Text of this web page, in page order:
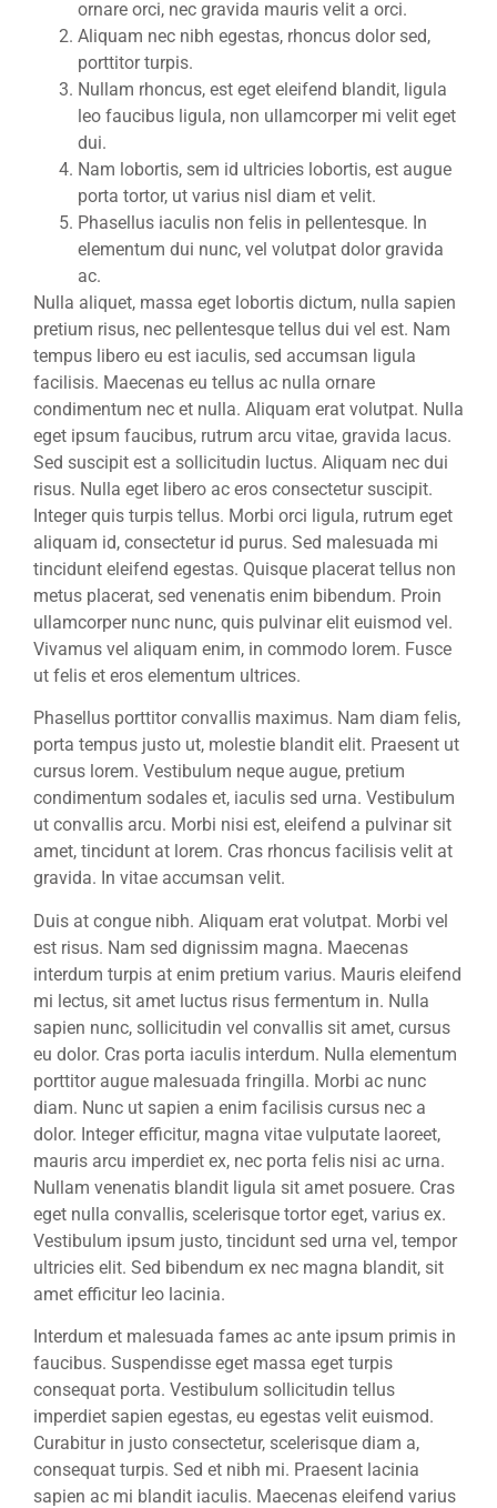
ornare orci, nec gravida mauris velit a orci.
Aliquam nec nibh egestas, rhoncus dolor sed,
porttitor turpis.
Nullam rhoncus, est eget eleifend blandit, ligula
leo faucibus ligula, non ullamcorper mi velit eget
dui.
Nam lobortis, sem id ultricies lobortis, est augue
porta tortor, ut varius nisl diam et velit.
Phasellus iaculis non felis in pellentesque. In
elementum dui nunc, vel volutpat dolor gravida
ac.
Nulla aliquet, massa eget lobortis dictum, nulla sapien
pretium risus, nec pellentesque tellus dui vel est. Nam
tempus libero eu est iaculis, sed accumsan ligula
facilisis. Maecenas eu tellus ac nulla ornare
condimentum nec et nulla. Aliquam erat volutpat. Nulla
eget ipsum faucibus, rutrum arcu vitae, gravida lacus.
Sed suscipit est a sollicitudin luctus. Aliquam nec dui
risus. Nulla eget libero ac eros consectetur suscipit.
Integer quis turpis tellus. Morbi orci ligula, rutrum eget
aliquam id, consectetur id purus. Sed malesuada mi
tincidunt eleifend egestas. Quisque placerat tellus non
metus placerat, sed venenatis enim bibendum. Proin
ullamcorper nunc nunc, quis pulvinar elit euismod vel.
Vivamus vel aliquam enim, in commodo lorem. Fusce
ut felis et eros elementum ultrices.
Phasellus porttitor convallis maximus. Nam diam felis,
porta tempus justo ut, molestie blandit elit. Praesent ut
cursus lorem. Vestibulum neque augue, pretium
condimentum sodales et, iaculis sed urna. Vestibulum
ut convallis arcu. Morbi nisi est, eleifend a pulvinar sit
amet, tincidunt at lorem. Cras rhoncus facilisis velit at
gravida. In vitae accumsan velit.
Duis at congue nibh. Aliquam erat volutpat. Morbi vel
est risus. Nam sed dignissim magna. Maecenas
interdum turpis at enim pretium varius. Mauris eleifend
mi lectus, sit amet luctus risus fermentum in. Nulla
sapien nunc, sollicitudin vel convallis sit amet, cursus
eu dolor. Cras porta iaculis interdum. Nulla elementum
porttitor augue malesuada fringilla. Morbi ac nunc
diam. Nunc ut sapien a enim facilisis cursus nec a
dolor. Integer efficitur, magna vitae vulputate laoreet,
mauris arcu imperdiet ex, nec porta felis nisi ac urna.
Nullam venenatis blandit ligula sit amet posuere. Cras
eget nulla convallis, scelerisque tortor eget, varius ex.
Vestibulum ipsum justo, tincidunt sed urna vel, tempor
ultricies elit. Sed bibendum ex nec magna blandit, sit
amet efficitur leo lacinia.
Interdum et malesuada fames ac ante ipsum primis in
faucibus. Suspendisse eget massa eget turpis
consequat porta. Vestibulum sollicitudin tellus
imperdiet sapien egestas, eu egestas velit euismod.
Curabitur in justo consectetur, scelerisque diam a,
consequat turpis. Sed et nibh mi. Praesent lacinia
sapien ac mi blandit iaculis. Maecenas eleifend varius